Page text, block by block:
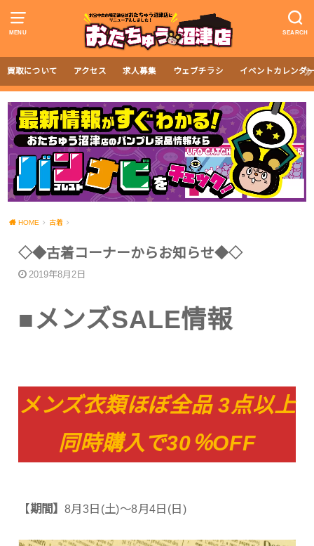
MENU SEARCH
買取について アクセス 求人募集 ウェブチラシ イベントカレンダ
HOME 古着
◇◆古着コーナーからお知らせ◆◇
2019年8月2日
■メンズSALE情報
メンズ衣類ほぼ全品 3点以上
同時購入で30％OFF
【期間】 8月3日(土)～8月4日(日)